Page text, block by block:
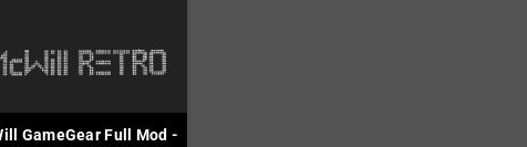
GameGear Full Mod -